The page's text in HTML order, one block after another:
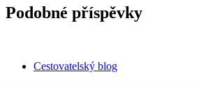
Podobné příspěvky
KategorieCestovatelský blog